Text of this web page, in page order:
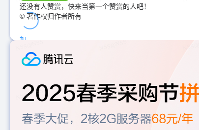
还没有人赞赏，快来当第一个赞赏的人吧！
© 著作权归作者所有
加
中...